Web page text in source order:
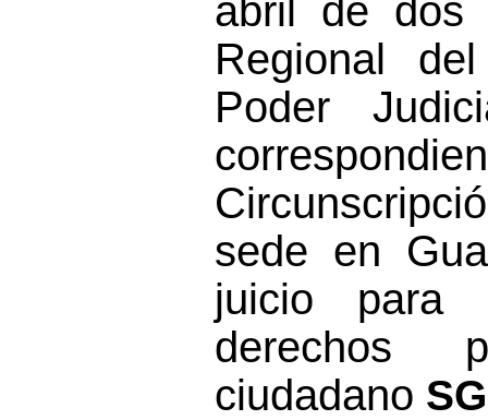
abril de dos
Regional
Poder
sede en
juicio para
derechos
ciudadano